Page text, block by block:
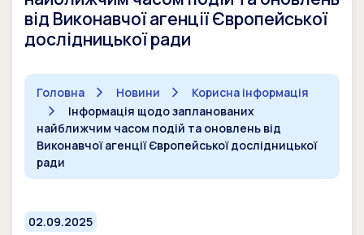
від Виконавчої агенції Європейської
дослідницької ради
Головна Новини
Корисна інформація
Інформація щодо запланованих
найближчим часом подій та оновлень від
Виконавчої агенції Європейської дослідницької
ради
02.09.2025